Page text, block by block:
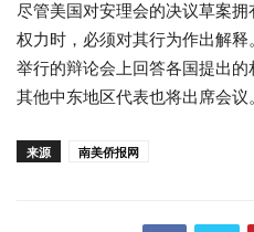
尽管美国对安理会的决议草案
权力时，必须对其行为作出解
举行的辩论会上回答各国提出
其他中东地区代表也将出席会议。
来源 南美侨报网